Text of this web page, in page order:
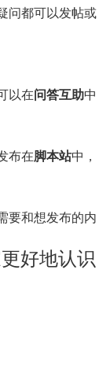
问都可以发帖或
以在问答互助中
布在脚本站中，
要和想发布的内
好地认识